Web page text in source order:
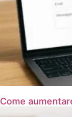
Come